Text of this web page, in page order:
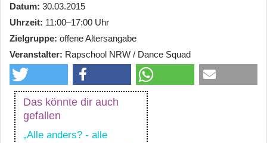
Datum 30.03.2015
Uhrzeit 11:00–17:00 Uhr
Zielgruppe offene Altersangabe
Veranstalter Rapschool NRW / Dance Squad
Das könnte dir auch
gefallen
„Alle anders? - alle